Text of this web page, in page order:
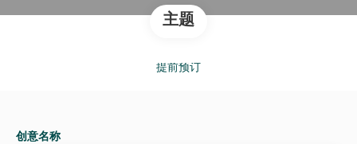
主题
提前预订
创意名称